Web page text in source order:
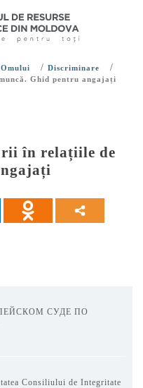
/ Discriminare /
Ghid pentru angajați
în relațiile de
СУДЕ ПО
Consiliului de Integritate